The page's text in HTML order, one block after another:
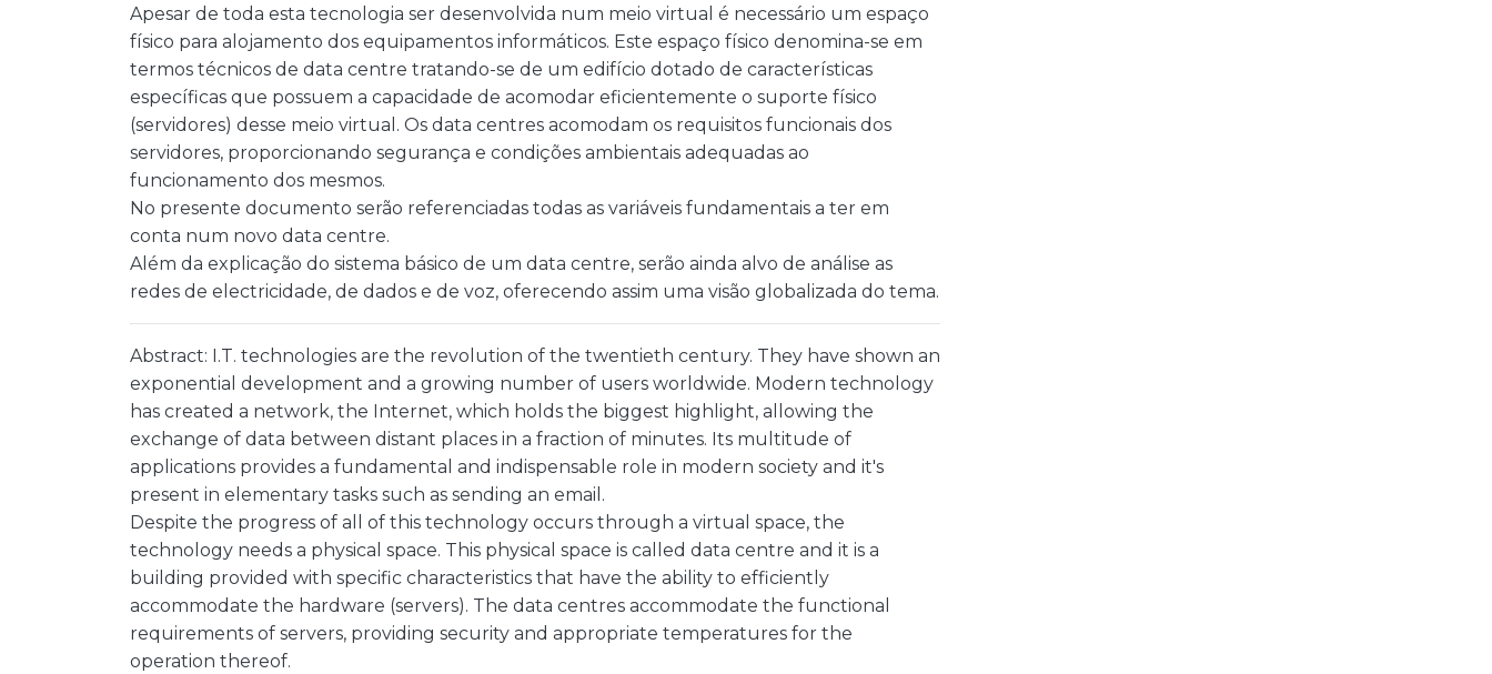
Apesar de toda esta tecnologia ser desenvolvida num meio virtual é necessário um espaço
físico para alojamento dos equipamentos informáticos. Este espaço físico denomina-se em
termos técnicos de data centre tratando-se de um edifício dotado de características
específicas que possuem a capacidade de acomodar eficientemente o suporte físico
(servidores) desse meio virtual. Os data centres acomodam os requisitos funcionais dos
servidores, proporcionando segurança e condições ambientais adequadas ao
funcionamento dos mesmos.
No presente documento serão referenciadas todas as variáveis fundamentais a ter em
conta num novo data centre.
Além da explicação do sistema básico de um data centre, serão ainda alvo de análise as
redes de electricidade, de dados e de voz, oferecendo assim uma visão globalizada do tema.
Abstract: I.T. technologies are the revolution of the twentieth century. They have shown an
exponential development and a growing number of users worldwide. Modern technology
has created a network, the Internet, which holds the biggest highlight, allowing the
exchange of data between distant places in a fraction of minutes. Its multitude of
applications provides a fundamental and indispensable role in modern society and it's
present in elementary tasks such as sending an email.
Despite the progress of all of this technology occurs through a virtual space, the
technology needs a physical space. This physical space is called data centre and it is a
building provided with specific characteristics that have the ability to efficiently
accommodate the hardware (servers). The data centres accommodate the functional
requirements of servers, providing security and appropriate temperatures for the
operation thereof.